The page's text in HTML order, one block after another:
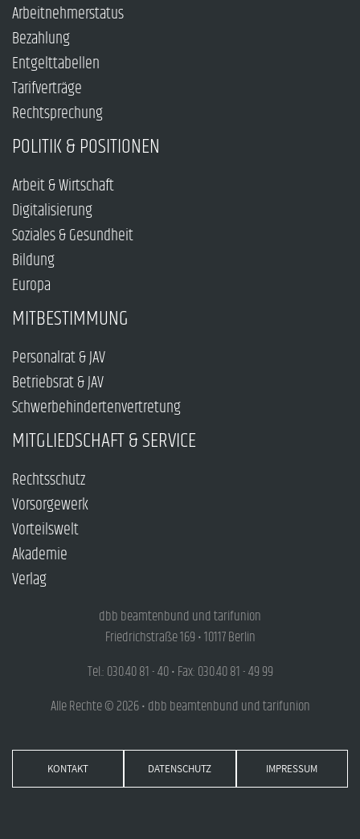
Arbeitnehmerstatus
Bezahlung
Entgelttabellen
Tarifverträge
Rechtsprechung
POLITIK & POSITIONEN
Arbeit & Wirtschaft
Digitalisierung
Soziales & Gesundheit
Bildung
Europa
MITBESTIMMUNG
Personalrat & JAV
Betriebsrat & JAV
Schwerbehindertenvertretung
MITGLIEDSCHAFT & SERVICE
Rechtsschutz
Vorsorgewerk
Vorteilswelt
Akademie
Verlag
dbb beamtenbund und tarifunion
Friedrichstraße 169 • 10117 Berlin
Tel.: 030.40 81 - 40 • Fax: 030.40 81 - 49 99
Alle Rechte © 2026 • dbb beamtenbund und tarifunion
KONTAKT DATENSCHUTZ IMPRESSUM